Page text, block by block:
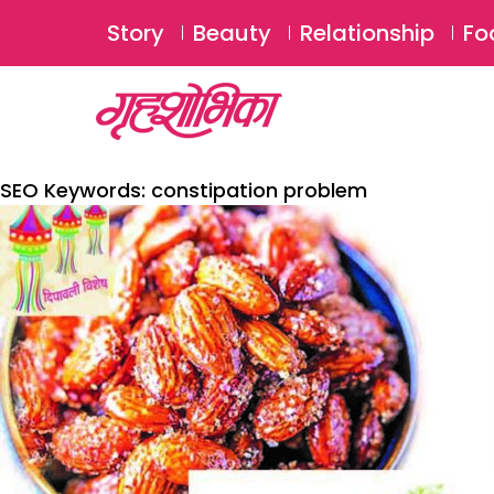
Story Beauty Relationship
SEO Keywords: constipation problem